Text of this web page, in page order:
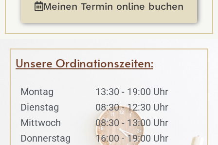
Meinen Termin online buchen
Unsere Ordinationszeiten:
Montag
Dienstag
Mittwoch
Donnerstag
13:30 - 19:00 Uhr
08:30 - 12:30 Uhr
08:30 - 13:00 Uhr
16:00 - 19:00 Uhr